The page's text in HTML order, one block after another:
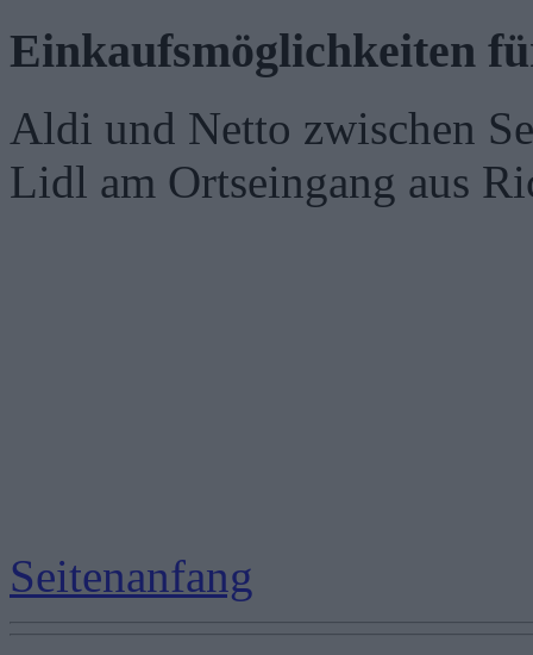
Einkaufsmöglichkeiten
Aldi und Netto zwischen
Lidl am Ortseingang aus
Seitenanfang